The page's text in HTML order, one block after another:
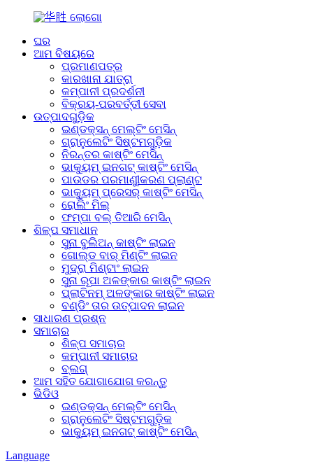
ଘର
ଆମ ବିଷୟରେ
ପ୍ରମାଣପତ୍ର
କାରଖାନା ଯାତ୍ରା
କମ୍ପାନୀ ପ୍ରଦର୍ଶନୀ
ବିକ୍ରୟ-ପରବର୍ତ୍ତୀ ସେବା
ଉତ୍ପାଦଗୁଡ଼ିକ
ଇଣ୍ଡକ୍ସନ୍ ମେଲ୍ଟିଂ ମେସିନ୍
ଗ୍ରାନୁଲେଟିଂ ସିଷ୍ଟମଗୁଡ଼ିକ
ନିରନ୍ତର କାଷ୍ଟିଂ ମେସିନ୍
ଭାକ୍ୟୁମ୍ ଇନଗଟ୍ କାଷ୍ଟିଂ ମେସିନ୍
ପାଉଡର ପରମାଣୁୀକରଣ ପ୍ଲାଣ୍ଟ
ଭାକ୍ୟୁମ୍ ପ୍ରେସର୍ କାଷ୍ଟିଂ ମେସିନ୍
ରୋଲିଂ ମିଲ୍
ଫମ୍ପା ବଲ୍ ତିଆରି ମେସିନ୍
ଶିଳ୍ପ ସମାଧାନ
ସୁନା ବୁଲିଅନ୍ କାଷ୍ଟିଂ ଲାଇନ
ଗୋଲ୍ଡ ବାର୍ ମିଣ୍ଟିଂ ଲାଇନ
ମୁଦ୍ରା ମିଣ୍ଟାଂ ଲାଇନ
ସୁନା ରୂପା ଅଳଙ୍କାର କାଷ୍ଟିଂ ଲାଇନ
ପ୍ଲାଟିନମ୍ ଅଳଙ୍କାର କାଷ୍ଟିଂ ଲାଇନ
ବଣ୍ଡିଂ ତାର ଉତ୍ପାଦନ ଲାଇନ
ସାଧାରଣ ପ୍ରଶ୍ନ
ସମାଚାର
ଶିଳ୍ପ ସମାଚାର
କମ୍ପାନୀ ସମାଚାର
ବ୍ଲଗ୍
ଆମ ସହିତ ଯୋଗାଯୋଗ କରନ୍ତୁ
ଭିଡିଓ
ଇଣ୍ଡକ୍ସନ୍ ମେଲ୍ଟିଂ ମେସିନ୍
ଗ୍ରାନୁଲେଟିଂ ସିଷ୍ଟମଗୁଡ଼ିକ
ଭାକ୍ୟୁମ୍ ଇନଗଟ୍ କାଷ୍ଟିଂ ମେସିନ୍
Language